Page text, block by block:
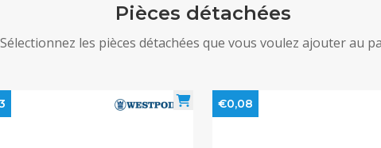
Pièces détachées
Sélectionnez les pièces détachées que vous voulez ajouter au
€0,08